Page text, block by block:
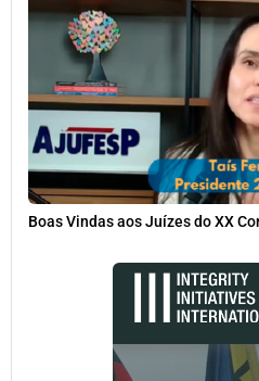
Boas Vindas aos Juízes do XX